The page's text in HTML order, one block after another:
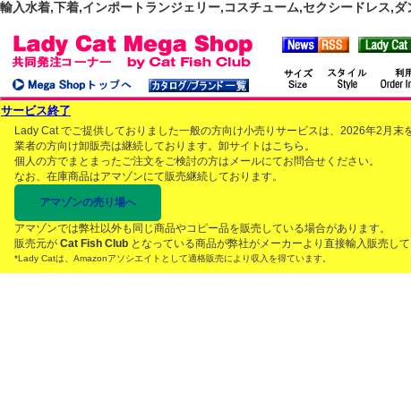
輸入水着,下着,インポートランジェリー,コスチューム,セクシードレス,
サービス終了
Lady Cat でご提供しておりました一般の方向け小売りサービスは、2026年2月末
業者の方向け卸販売は継続しております。卸サイトはこちら 。
個人の方でまとまったご注文をご検討の方はメールにてお問合せください。
なお、在庫商品はアマゾンにて販売継続しております。
アマゾンの売り場へ
アマゾンでは弊社以外も同じ商品やコピー品を販売している場合があります。
販売元が Cat Fish Club となっている商品が弊社がメーカーより直接輸入販売して
*Lady Catは、Amazonアソシエイトとして適格販売により収入を得ています。